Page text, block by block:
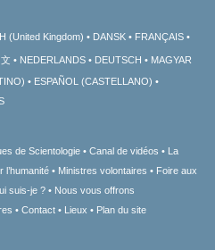
(United Kingdom) DANSK FRANÇAIS
NEDERLANDS DEUTSCH
MAGYAR
ESPAÑOL (CASTELLANO)
de Scientologie Canal de vidéos
La
l’humanité Ministres volontaires
Foire aux
suis-je ?
Nous vous offrons
Contact Lieux Plan du site